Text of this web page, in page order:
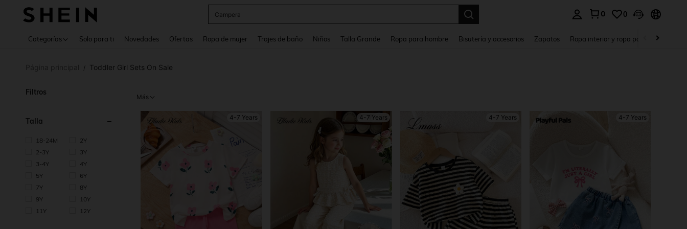
Sweater
0 0
Categorías Solo para ti Novedades Ofertas Ropa de mujer Trajes de baño Niños Talla Grande Ropa para hombre Bisutería y accesorios Zapatos Ropa interior y ropa para dormir
/ Toddler Girl Sets On Sale
Filtros
Talla
18-24M
2Y
2-3Y
3Y
3-4Y
4Y
5Y
6Y
7Y
8Y
9Y
10Y
11Y
12Y
Más
4-7 Years 4-7 Years 4-7 Years 4-7 Years